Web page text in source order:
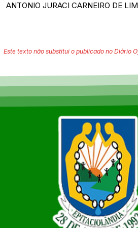
ANTONIO JURACI CARNEIRO
Este texto não substitui o publicado no Diário